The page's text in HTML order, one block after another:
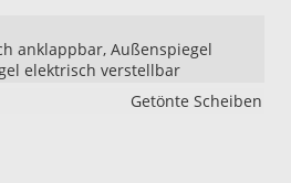
anklappbar, Außenspiegel
elektrisch verstellbar
Getönte Scheiben